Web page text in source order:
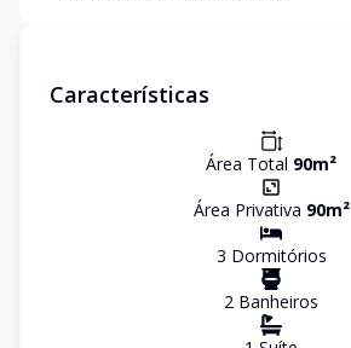
Características
Área Total 90m²
Área Privativa 90m²
3 Dormitórios
2 Banheiros